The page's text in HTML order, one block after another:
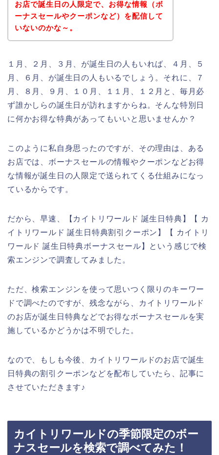
お店で誕生日の人限定で、お得な情報（ボ
ーナスセールやクーポンなど）を配信して
いないのかな～。
１月、２月、３月、が誕生日の人もいれば、４月、５
月、６月、が誕生日の人もいるでしょう。それに、７
月、８月、９月、１０月、１１月、１２月と、毎月必
ず誰かしらの誕生日が訪れますからね。そんな特別日
に何かお得な特典があってもいいと思いませんか？
このように私自身思ったのですが、その理由は、ある
お店では、ボーナスセールの情報やクーポンなどお得
な情報が誕生日の人限定で送られてくる仕組みになっ
ているからです。
だから、早速、【カイトリワールド 誕生日特典】【 カ
イトリワールド 誕生日特典割引クーポン】【 カイトリ
ワールド 誕生日特典ボーナスセール】という感じで検
索エンジンで調査してみました。
ただ、検索エンジンを使って思いつく限りのキーワー
ドで調べたのですが、残念ながら、カイトリワールド
のお店が誕生日特典などでお得なボーナスセールを実
施しているかどうかは不明でした。
なので、もしも今後、カイトリワールドのお店で誕生
日特典の割引クーポンなどを配布していたら、記事に
させていただきます♪
カイトリワールドの季節限定のボー
ナスセールを検索で調べてみた！